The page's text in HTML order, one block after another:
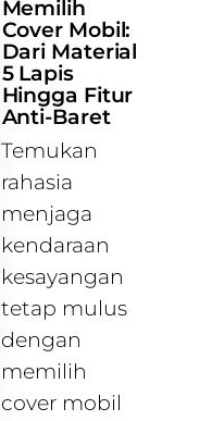
Memilih
Cover Mobil:
Dari Material
5 Lapis
Hingga Fitur
Anti-Baret
Temukan
rahasia
menjaga
kendaraan
kesayangan
tetap mulus
dengan
memilih
cover mobil